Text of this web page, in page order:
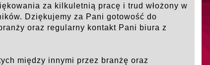
za kilkuletnią pracę i trud włożony w
Dziękujemy za Pani gotowość do
oraz regularny kontakt Pani biura z
między innymi przez branżę oraz